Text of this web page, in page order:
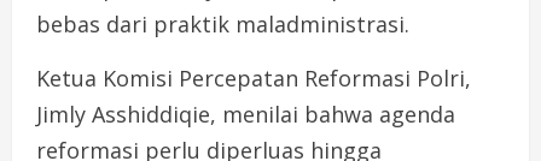
bebas dari praktik maladministrasi.
Ketua Komisi Percepatan Reformasi Polri,
Jimly Asshiddiqie, menilai bahwa agenda
reformasi perlu diperluas hingga